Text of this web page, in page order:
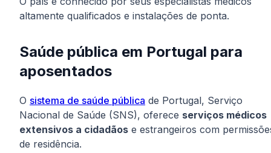
altamente qualificados e instalações de ponta.
Saúde pública em Portugal para
aposentados
O sistema de saúde pública de Portugal, Serviço
Nacional de Saúde (SNS), oferece serviços médicos
extensivos a cidadãos e estrangeiros com
de residência.